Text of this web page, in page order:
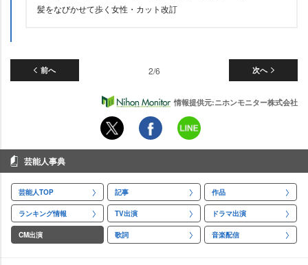
髪をなびかせて歩く女性・カット改訂
前へ 次へ
2/6
情報提供元:ニホンモニター株式会社
芸能人事典
芸能人TOP 記事 作品
ランキング情報 TV出演 ドラマ出演
CM出演 歌詞 音楽配信